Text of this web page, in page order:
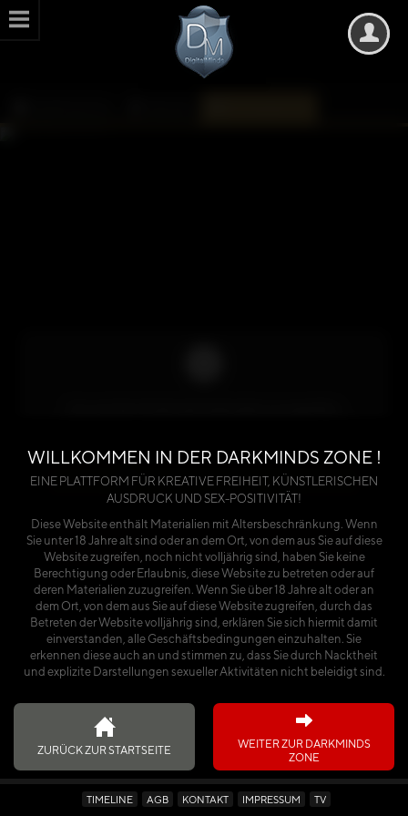
Über die Seite anmelden
Ich habe den Kalender käuflich erworben
WILLKOMMEN IN DER DARKMINDS ZONE !
EINE PLATTFORM FÜR KREATIVE FREIHEIT, KÜNSTLERISCHEN
AUSDRUCK UND SEX-POSITIVITÄT!
Diese Website enthält Materialien mit Altersbeschränkung. Wenn
Sie unter 18 Jahre alt sind oder an dem Ort, von dem aus Sie auf diese
Website zugreifen, noch nicht volljährig sind, haben Sie keine
Berechtigung oder Erlaubnis, diese Website zu betreten oder auf
deren Materialien zuzugreifen. Wenn Sie über 18 Jahre alt oder an
dem Ort, von dem aus Sie auf diese Website zugreifen, durch das
Betreten der Website volljährig sind, erklären Sie sich hiermit damit
einverstanden, alle Geschäftsbedingungen einzuhalten. Sie
erkennen diese auch an und stimmen zu, dass Sie durch Nacktheit
und explizite Darstellungen sexueller Aktivitäten nicht beleidigt sind.
ZURÜCK ZUR STARTSEITE
WEITER ZUR DARKMINDS
ZONE
TIMELINE AGB KONTAKT IMPRESSUM TV